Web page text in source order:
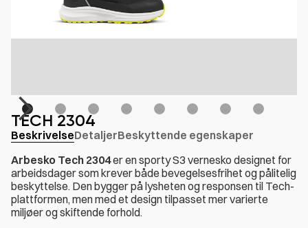
TECH 2304
BeskrivelseDetaljerBeskyttende egenskaper
Arbesko Tech 2304er en sporty S3 vernesko designet for
arbeidsdager som krever både bevegelsesfrihet og pålitelig
beskyttelse. Den bygger på lysheten og responsen til Tech-
plattformen, men med et design tilpasset mer varierte
miljøer og skiftende forhold.